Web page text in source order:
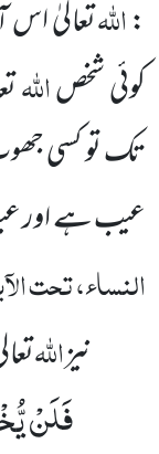
:اللہتعالیٰ
کوئی شخصاللہ
تک تو کسی
عیب ہے اور
النساء، تحت
نیزاللہ
فَلَنْ